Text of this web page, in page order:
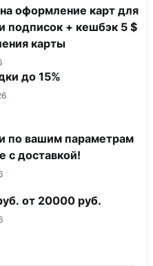
оформление карт для
подписок + кешбэк 5 $
карты
до 15%
по вашим параметрам
с доставкой!
от 20000 руб.